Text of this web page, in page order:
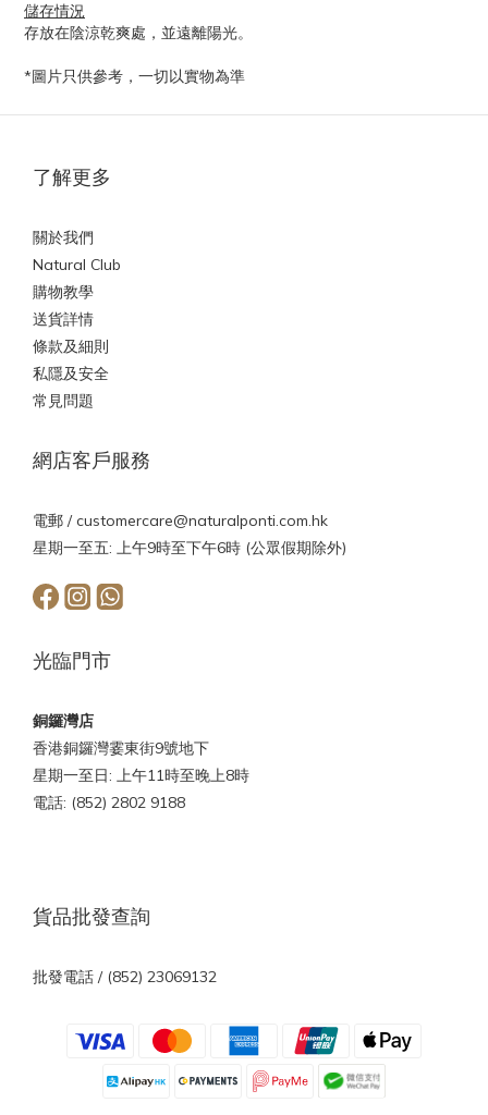
儲存情況
存放在陰涼乾爽處，並遠離陽光。
*圖片只供參考，一切以實物為準
了解更多
關於我們
Natural Club
購物教學
送貨詳情
條款及細則
私隱及安全
常見問題
網店客戶服務
電郵 /customercare@naturalponti.com.hk
星期一至五: 上午9時至下午6時 (公眾假期除外)
光臨門市
銅鑼灣店
香港銅鑼灣霎東街9號地下
星期一至日: 上午11時至晚上8時
電話: (852) 2802 9188
貨品批發查詢
批發電話 / (852) 23069132